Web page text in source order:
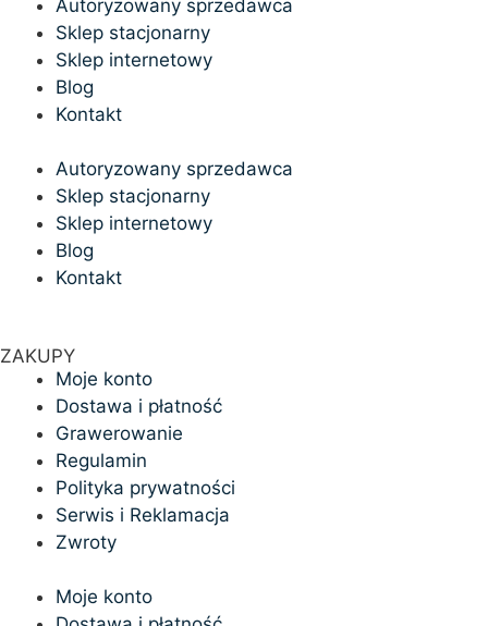
Autoryzowany sprzedawca
Sklep stacjonarny
Sklep internetowy
Blog
Kontakt
Autoryzowany sprzedawca
Sklep stacjonarny
Sklep internetowy
Blog
Kontakt
ZAKUPY
Moje konto
Dostawa i płatność
Grawerowanie
Regulamin
Polityka prywatności
Serwis i Reklamacja
Zwroty
Moje konto